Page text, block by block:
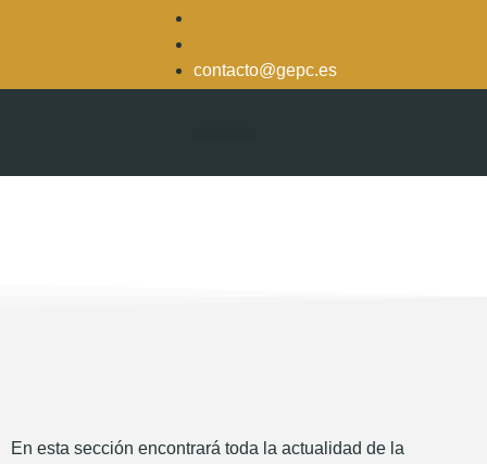
contacto@gepc.es
En esta sección encontrará toda la actualidad de la